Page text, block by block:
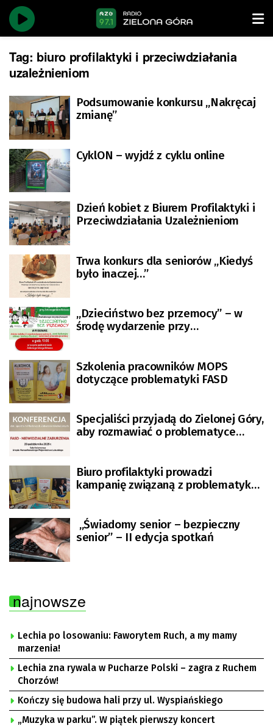
Tag: biuro profilaktyki i przeciwdziałania
uzależnieniom
Podsumowanie konkursu „Nakręcaj
zmianę”
CyklON – wyjdź z cyklu online
Dzień kobiet z Biurem Profilaktyki i
Przeciwdziałania Uzależnieniom
Trwa konkurs dla seniorów „Kiedyś
było inaczej…”
„Dzieciństwo bez przemocy” – w
środę wydarzenie przy
Szkolenia pracowników MOPS
dotyczące problematyki FASD
Specjaliści przyjadą do Zielonej Góry,
aby rozmawiać o problematyce
Biuro profilaktyki prowadzi
kampanię związaną z problematyką
„Świadomy senior – bezpieczny
senior” – II edycja spotkań
najnowsze
Lechia po losowaniu: Faworytem Ruch, a my mamy
marzenia!
Lechia zna rywala w Pucharze Polski – zagra z Ruchem
Chorzów!
Kończy się budowa hali przy ul. Wyspiańskiego
„Muzyka w parku”. W piątek pierwszy koncert